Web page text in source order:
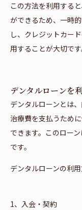
この方法を利用する
ができるため、一時
し、クレジットカー
用することが大切です
デンタルローンを
デンタルローンとは
治療費を支払うため
できます。このロー
です。
デンタルローンの利
1、入会・契約